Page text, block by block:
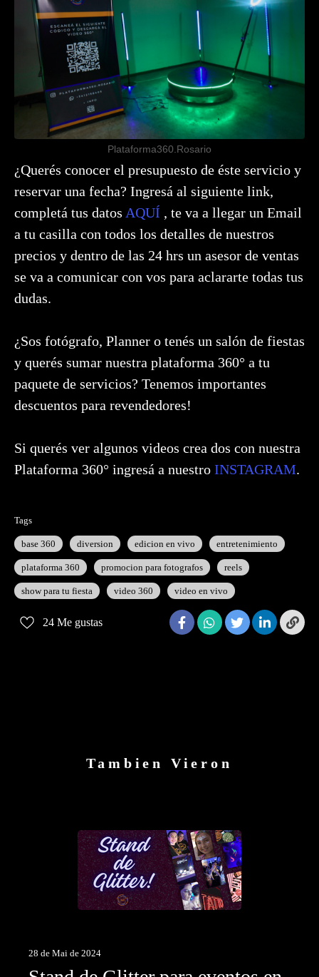
Plataforma360.Rosario
¿Querés conocer el presupuesto de éste servicio y
reservar una fecha? Ingresá al siguiente link,
completá tus datos AQUÍ , te va a llegar un Email
a tu casilla con todos los detalles de nuestros
precios y dentro de las 24 hrs un asesor de ventas
se va a comunicar con vos para aclararte todas tus
dudas.
¿Sos fotógrafo, Planner o tenés un salón de fiestas
y querés sumar nuestra plataforma 360° a tu
paquete de servicios? Tenemos importantes
descuentos para revendedores!
Si querés ver algunos videos crea dos con nuestra
Plataforma 360° ingresá a nuestro INSTAGRAM.
Tags
base 360 diversion edicion en vivo entretenimiento
plataforma 360 promocion para fotografos reels
show para tu fiesta video 360 video en vivo
24 Me gustas
Tambien Vieron
28 de Mai de 2024